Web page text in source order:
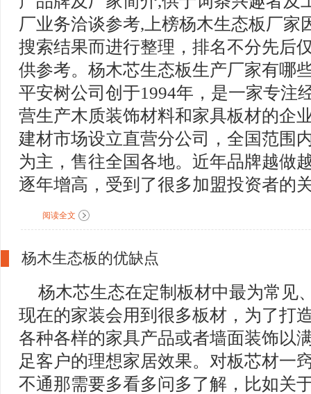
厂业务洽谈参考,上榜杨木生态板厂家
搜索结果而进行整理，排名不分先后
供参考。杨木芯生态板生产厂家有哪
平安树公司创于1994年，是一家专注
营生产木质装饰材料和家具板材的企
建材市场设立直营分公司，全国范围
为主，售往全国各地。近年品牌越做
逐年增高，受到了很多加盟投资者的
阅读全文
杨木生态板的优缺点
杨木芯生态在定制板材中最为常见
现在的家装会用到很多板材，为了打
各种各样的家具产品或者墙面装饰以
足客户的理想家居效果。对板芯材一
不通那需要多看多问多了解，比如关